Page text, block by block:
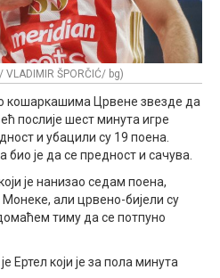
ŠPORČIĆ/ bg)
кошаркашима Црвене звезде да
послије шест минута игре
и убацили су 19 поена.
је да се предност и сачува.
је нанизао седам поена,
али црвено-бијели су
тиму да се потпуно
Ертел који је за пола минута